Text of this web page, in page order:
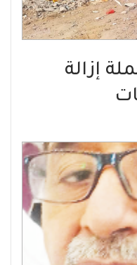
إزالة